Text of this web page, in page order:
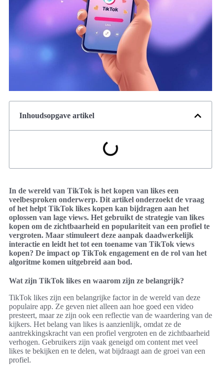
Inhoudsopgave artikel
In de wereld van TikTok is het kopen van likes een
veelbesproken onderwerp. Dit artikel onderzoekt de vraag
of het helpt TikTok likes kopen kan bijdragen aan het
oplossen van lage views. Het gebruikt de strategie van likes
kopen om de zichtbaarheid en populariteit van een profiel te
vergroten. Maar stimuleert deze aanpak daadwerkelijk
interactie en leidt het tot een toename van TikTok views
kopen? De impact op TikTok engagement en de rol van het
algoritme komen uitgebreid aan bod.
Wat zijn TikTok likes en waarom zijn ze belangrijk?
TikTok likes zijn een belangrijke factor in de wereld van deze
populaire app. Ze geven niet alleen aan hoe goed een video
presteert, maar ze zijn ook een reflectie van de waardering van de
kijkers. Het belang van likes is aanzienlijk, omdat ze de
aantrekkingskracht van een profiel vergroten en de zichtbaarheid
verhogen. Gebruikers zijn vaak geneigd om content met veel
likes te bekijken en te delen, wat bijdraagt aan de groei van een
profiel.